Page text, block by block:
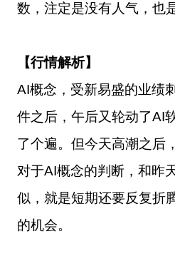
数，注定是没有人气，也
【行情解析】
AI概念，受新易盛的业绩
件之后，午后又轮动了AI
了个遍。但今天高潮之后
对于AI概念的判断，和昨
似，就是短期还要反复折
的机会。